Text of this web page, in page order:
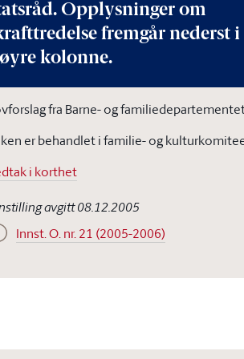
Opplysninger om
fremgår nederst i
kolonne.
fra Barne- og
er behandlet i familie- og
i korthet
avgitt 08.12.2005
Innst. O. nr. 21 (2005-2006)